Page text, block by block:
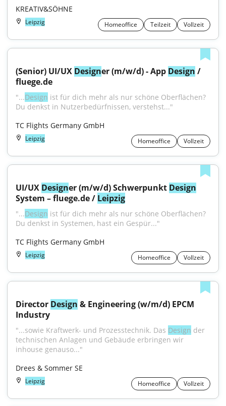
KREATIV&SÖHNE
Leipzig Homeoffice Teilzeit Vollzeit
(Senior) UI/UX Designer (m/w/d) - App Design /
fluege.de
"...Design ist für dich mehr als nur schöne Oberflächen?
Du denkst in Nutzerbedürfnissen, verstehst..."
TC Flights Germany GmbH
Leipzig Homeoffice Vollzeit
UI/UX Designer (m/w/d) Schwerpunkt Design
System – fluege.de / Leipzig
"...Design ist für dich mehr als nur schöne Oberflächen?
Du denkst in Systemen, hast ein Gespür..."
TC Flights Germany GmbH
Leipzig Homeoffice Vollzeit
Director Design & Engineering (w/m/d) EPCM
Industry
"...sowie Kraftwerk- und Prozesstechnik. Das Design der
technischen Anlagen und Gebäude erbringen wir
inhouse genauso..."
Drees & Sommer SE
Leipzig Homeoffice Vollzeit